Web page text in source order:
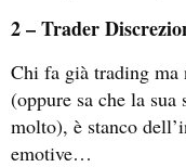
2 – Trader
Chi fa già trading ma
(oppure sa che la
molto), è stanco
emotive…